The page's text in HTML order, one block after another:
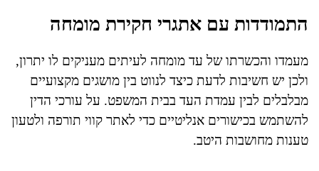
התמודדות עם אתגרי חקירת מומחה
מעמדו והכשרתו של עד מומחה לעיתים מעניקים לו יתרון,
ולכן יש חשיבות לדעת כיצד לנווט בין מושגים מקצועיים
מבלבלים לבין עמדת העד בבית המשפט. על עורכי הדין
להשתמש בכישורים אנליטיים כדי לאתר קווי תורפה ולטעון
טענות מחושבות היטב.